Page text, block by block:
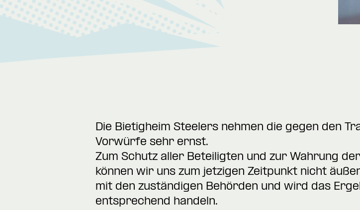
Die Bietigheim Steelers nehmen die gegen den
Vorwürfe sehr ernst.
Zum Schutz aller Beteiligten und zur Wahrung
können wir uns zum jetzigen Zeitpunkt nicht
mit den zuständigen Behörden und wird das
entsprechend handeln.